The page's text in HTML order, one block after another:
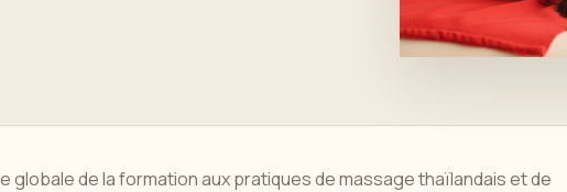
globale de la formation aux pratiques de massage thaïlandais et de